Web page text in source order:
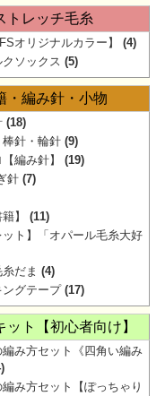
トレッチ毛糸
オリジナルカラー】
(4)
ソックス (5)
・編み針・小物
(18)
棒針・輪針 (9)
編み針】
(19)
針 (7)
】
(11)
ット】「オパール毛糸大好
糸だま (4)
ングテープ(17)
ット【初心者向け】
編み方セット《四角い編み
み方セット【ぽっちゃり